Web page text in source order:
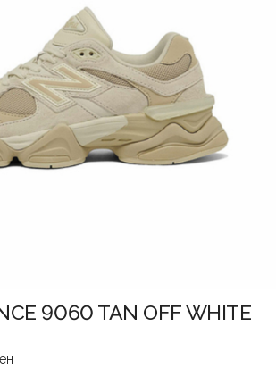
9060 TAN OFF WHITE